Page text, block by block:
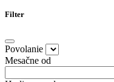
Filter
Povolanie
Mesačne od